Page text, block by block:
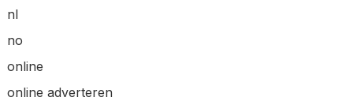
nl
no
online
online adverteren